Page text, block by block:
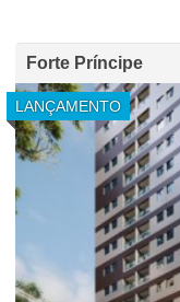
Forte Príncipe
LANÇAMENTO